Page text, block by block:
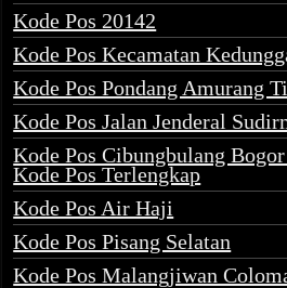
Kode Pos 20142
Kode Pos Kecamatan
Kode Pos Pondang Amurang
Kode Pos Jalan Jenderal
Kode Pos Cibungbulang
Kode Pos Terlengkap
Kode Pos Air Haji
Kode Pos Pisang Selatan
Kode Pos Malangjiwan